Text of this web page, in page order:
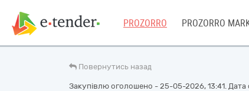
PROZORRO PROZORRO
Повернутись назад
Закупівлю оголошено - 25-05-2026, 13:41. Дата